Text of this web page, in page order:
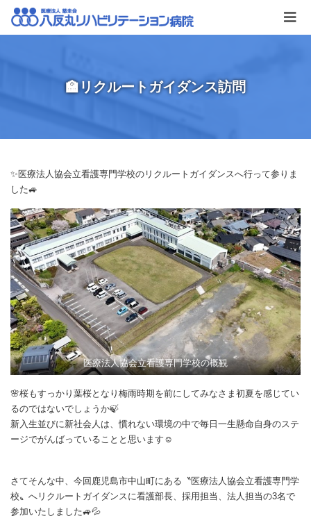
🏫リクルートガイダンス訪問
✨医療法人協会立看護専門学校のリクルートガイダンスへ行って参りま
した🚙
医療法人協会立看護専門学校の概観
🌸桜もすっかり葉桜となり梅雨時期を前にしてみなさま初夏を感じてい
るのではないでしょうか🍃
新入生並びに新社会人は、慣れない環境の中で毎日一生懸命自身のステ
ージでがんばっていることと思います☺
さてそんな中、今回鹿児島市中山町にある〝医療法人協会立看護専門学
校〟へリクルートガイダンスに看護部長、採用担当、法人担当の3名で
参加いたしました🚙💦